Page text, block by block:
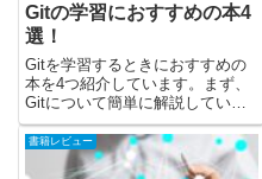
Gitの学習におすすめの本4
選！
Gitを学習するときにおすすめの
本を4つ紹介しています。まず、
Gitについて簡単に解説していま
す。その後に、Gitを学習する時
におすすめの本を紹介していま
す。最後にそれぞれの本を、ター
書籍レビュー